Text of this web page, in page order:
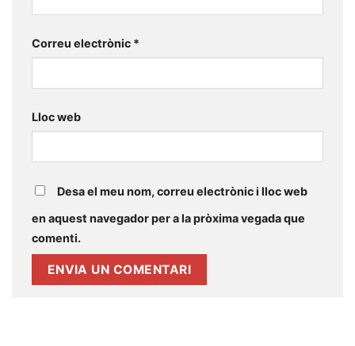
Correu electrònic *
Lloc web
Desa el meu nom, correu electrònic i lloc web
en aquest navegador per a la pròxima vegada que
comenti.